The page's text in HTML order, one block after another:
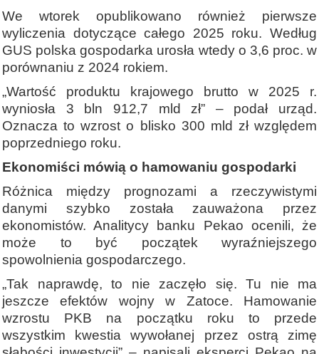
We wtorek opublikowano również pierwsze
wyliczenia dotyczące całego 2025 roku. Według
GUS polska gospodarka urosła wtedy o 3,6 proc. w
porównaniu z 2024 rokiem.
„Wartość produktu krajowego brutto w 2025 r.
wyniosła 3 bln 912,7 mld zł” – podał urząd.
Oznacza to wzrost o blisko 300 mld zł względem
poprzedniego roku.
Ekonomiści mówią o hamowaniu gospodarki
Różnica między prognozami a rzeczywistymi
danymi szybko została zauważona przez
ekonomistów. Analitycy banku Pekao ocenili, że
może to być początek wyraźniejszego
spowolnienia gospodarczego.
„Tak naprawdę, to nie zaczęło się. Tu nie ma
jeszcze efektów wojny w Zatoce. Hamowanie
wzrostu PKB na początku roku to przede
wszystkim kwestia wywołanej przez ostrą zimę